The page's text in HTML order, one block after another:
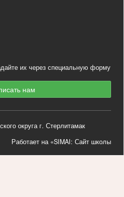
их через специальную форму
нам
округа г. Стерлитамак
Работает на «SIMAI: Сайт школы